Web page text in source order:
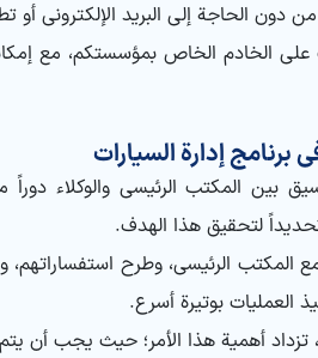
دون الحاجة إلى البريد الإلكتروني أو
الخادم الخاص بمؤسستكم، مع
برنامج إدارة السيارات
بين المكتب الرئيسي والوكلاء
لتحقيق هذا الهدف.
المكتب الرئيسي، وطرح
العمليات بوتيرة أسرع.
أهمية هذا الأمر؛ حيث يجب أن